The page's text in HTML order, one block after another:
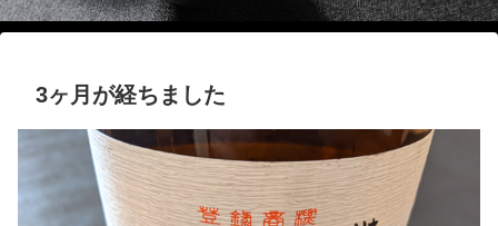
3ヶ月が経ちました